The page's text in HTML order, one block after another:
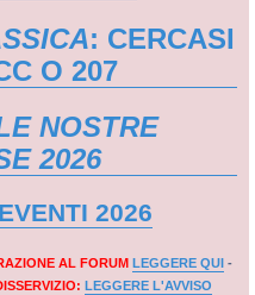
: CERCASI
O 207
NOSTRE
2026
2026
AL FORUM LEGGERE QUI -
LEGGERE L'AVVISO